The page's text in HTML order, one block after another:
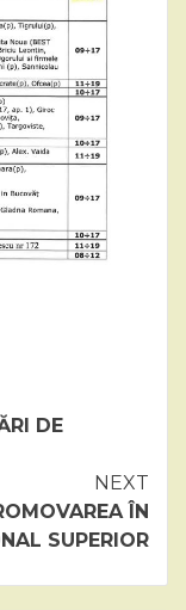
DE
NEXT
ÎN
SUPERIOR